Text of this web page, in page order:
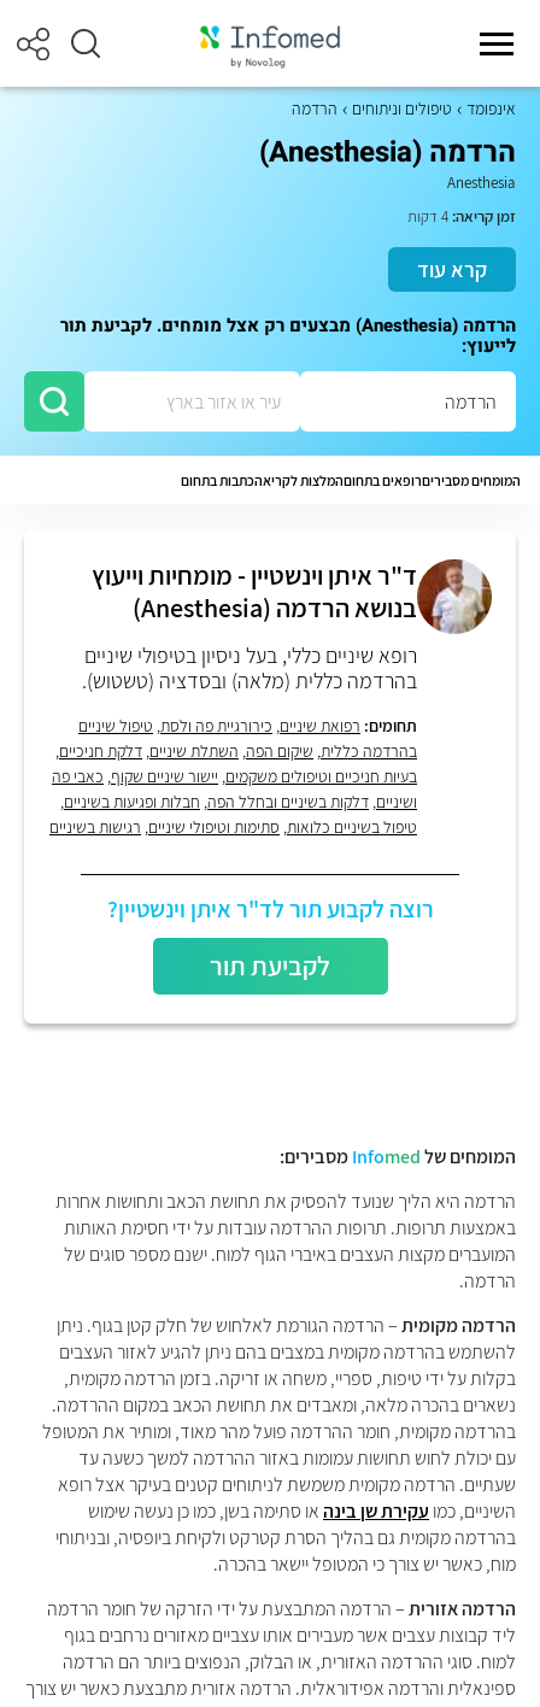
אינפומד טיפולים וניתוחים הרדמה
הרדמה (Anesthesia)
Anesthesia
זמן קריאה:
קרא עוד
הרדמה (Anesthesia) מבצעים רק אצל מומחים. לקביעת תור
לייעוץ:
המומחים מסביריםרופאים בתחוםהמלצות לקריאהכתבות בתחום
ד"ר איתן וינשטיין - מומחיות וייעוץ
בנושא הרדמה (Anesthesia)
רופא שיניים כללי, בעל ניסיון בטיפולי שיניים
בהרדמה כללית (מלאה) ובסדציה (טשטוש).
תחומים: רפואת שיניים, כירורגיית פה ולסת, טיפול שיניים
בהרדמה כללית, שיקום הפה, השתלת שיניים, דלקת חניכיים,
בעיות חניכיים וטיפולים משקמים, יישור שיניים שקוף, כאבי פה
ושיניים, דלקות בשיניים ובחלל הפה, חבלות ופגיעות בשיניים,
טיפול בשיניים כלואות, סתימות וטיפולי שיניים, רגישות בשיניים
רוצה לקבוע תור לד"ר איתן וינשטיין?
לקביעת תור
המומחים של Infomed
מסבירים:
הרדמה היא הליך שנועד להפסיק את תחושת הכאב ותחושות אחרות
באמצעות תרופות. תרופות ההרדמה עובדות על ידי חסימת האותות
המועברים מקצות העצבים באיברי הגוף למוח. ישנם מספר סוגים של
הרדמה.
הרדמה מקומית– הרדמה הגורמת לאלחוש של חלק קטן בגוף. ניתן
להשתמש בהרדמה מקומית במצבים בהם ניתן להגיע לאזור העצבים
בקלות על ידי טיפות, ספריי, משחה או זריקה. בזמן הרדמה מקומית,
נשארים בהכרה מלאה, ומאבדים את תחושת הכאב במקום ההרדמה.
בהרדמה מקומית, חומר ההרדמה פועל מהר מאוד, ומותיר את המטופל
עם יכולת לחוש תחושות עמומות באזור ההרדמה למשך כשעה עד
שעתיים. הרדמה מקומית משמשת לניתוחים קטנים בעיקר אצל רופא
השיניים, כמו עקירת שן בינהאו סתימה בשן, כמו כן נעשה שימוש
בהרדמה מקומית גם בהליך הסרת קטרקט ולקיחת ביופסיה, ובניתוחי
מוח, כאשר יש צורך כי המטופל יישאר בהכרה.
הרדמה אזורית– הרדמה המתבצעת על ידי הזרקה של חומר הרדמה
ליד קבוצות עצבים אשר מעבירים אותו עצביים מאזורים נרחבים בגוף
למוח. סוגי ההרדמה האזורית, או הבלוק, הנפוצים ביותר הם הרדמה
ספינאלית והרדמה אפידוראלית. הרדמה אזורית מתבצעת כאשר יש צורך